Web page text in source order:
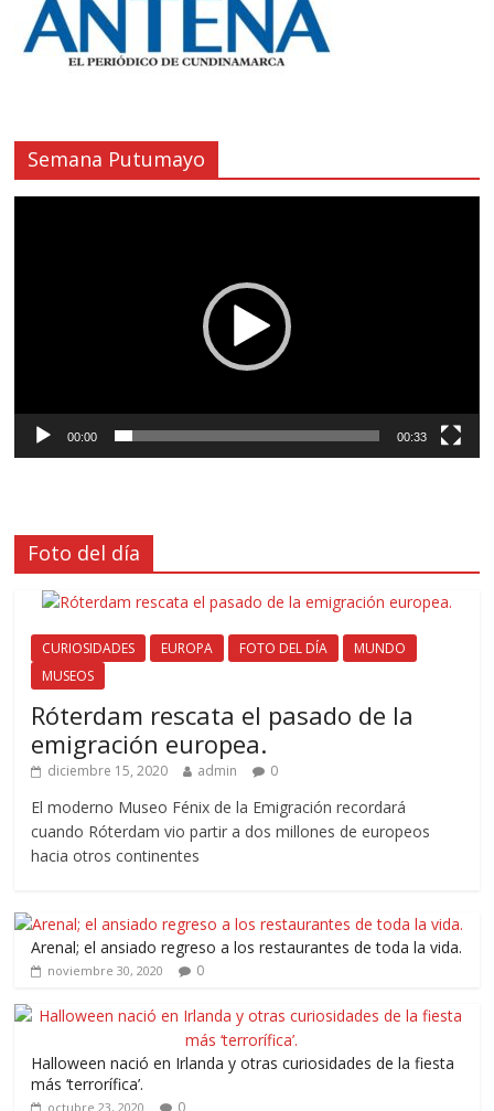
Semana Putumayo
00:00 00:33
Foto del día
CURIOSIDADES EUROPA FOTO DEL DÍA
MUNDO
MUSEOS
Róterdam rescata el pasado de la
emigración europea.
diciembre 15, 2020 admin 0
El moderno Museo Fénix de la Emigración recordará
cuando Róterdam vio partir a dos millones de europeos
hacia otros continentes
Arenal; el ansiado regreso a los restaurantes de toda la vida.
noviembre 30, 2020 0
Halloween nació en Irlanda y otras curiosidades de la fiesta
más ‘terrorífica’.
octubre 23, 2020 0